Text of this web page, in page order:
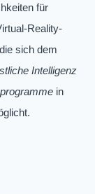
für
Reality-
sich dem
Intelligenz
in